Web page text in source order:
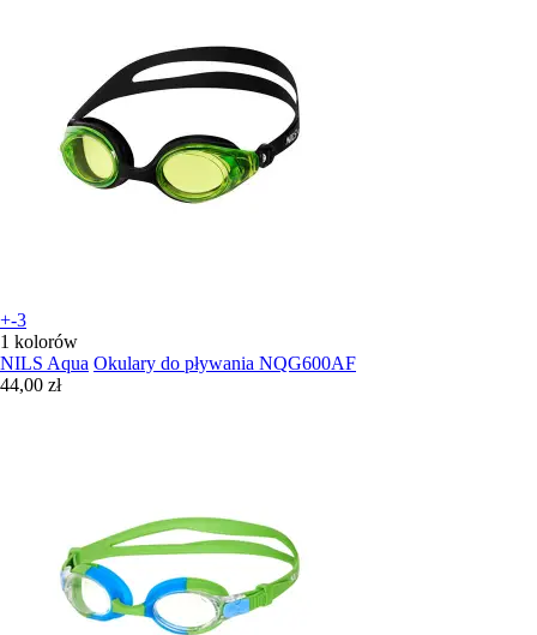
+-3
1 kolorów
NILS Aqua Okulary do pływania NQG600AF
44,00 zł